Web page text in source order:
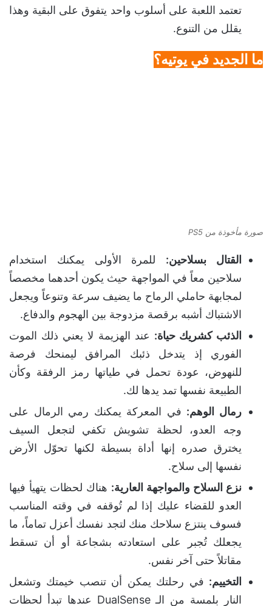
تعتمد اللعبة على أسلوب واحد يتفوق على البقية وهذا
يقلل من التنوع.
ما الجديد في يوتيه؟
صورة مأخوذة من PS5
القتال بسلاحين: للمرة الأولى يمكنك استخدام
سلاحين معاً في المواجهة حيث يكون أحدهما مخصصاً
لمجابهة حاملي الرماح ما يضيف سرعة وتنوعاً ويجعل
الاشتباك أشبه برقصة مزدوجة بين الهجوم والدفاع.
الذئب كشريك حياة: عند الهزيمة لا يعني ذلك الموت
الفوري إذ يتدخل ذئبك المرافق ليمنحك فرصة
للنهوض، عودة تحمل في طياتها رمز الرفقة وكأن
الطبيعة نفسها تمد يدها لك.
رمال الوهم: في المعركة يمكنك رمي الرمال على
وجه العدو، لحظة تشويش تكفي لتجعل السيف
يخترق صدره إنها أداة بسيطة لكنها تحوّل الأرض
نفسها إلى سلاح.
نزع السلاح والمواجهة العارية: هناك لحظات يتهيأ فيها
العدو للقضاء عليك إذا لم تُوقفه في وقته المناسب
فسوف ينتزع سلاحك منك لتجد نفسك أعزل تماماً، ما
يجعلك تُجبر على استعادته بشجاعة أو أن تسقط
مقاتلاً حتى آخر نفس.
التخييم: في رحلتك يمكن أن تنصب خيمتك وتشعل
النار بلمسة من الـ DualSense عندها تبدأ لحظات